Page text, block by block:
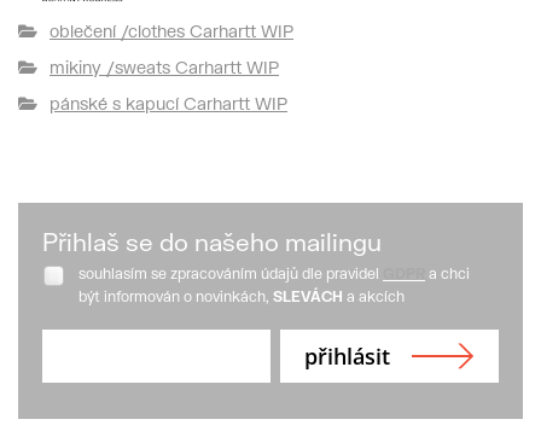
oblečení /clothes Carhartt WIP
mikiny /sweats Carhartt WIP
pánské s kapucí Carhartt WIP
Přihlaš se do našeho mailingu
souhlasím se zpracováním údajů dle pravidel
a chci
být informován o novinkách, SLEVÁCH a akcích